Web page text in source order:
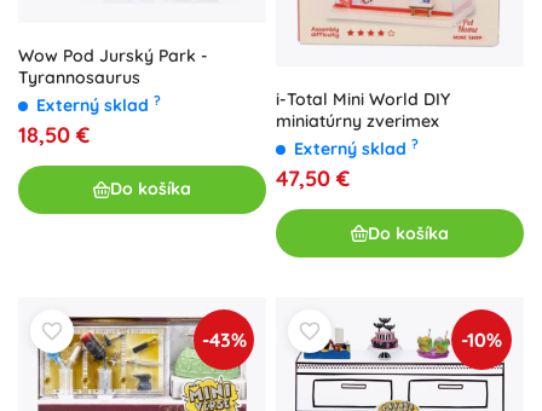
Wow Pod Jurský Park -
Tyrannosaurus
Externý sklad ?
18,50 €
Do košíka
i-Total Mini World DIY
miniatúrny zverimex
Externý sklad ?
47,50 €
Do košíka
-43% -10%